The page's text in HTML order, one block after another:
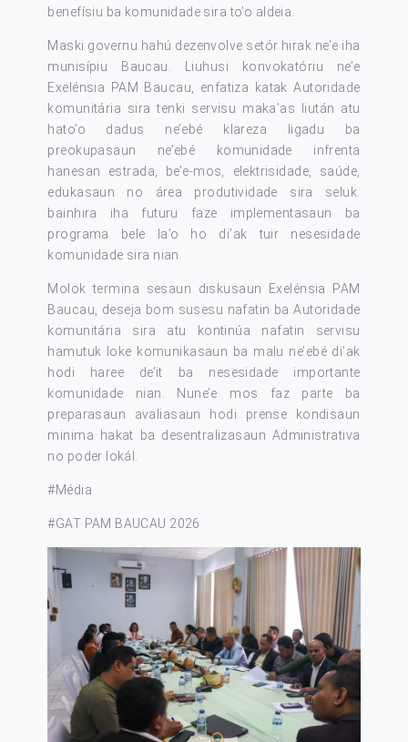
benefísiu ba komunidade sira to’o aldeia.
Maski governu hahú dezenvolve setór hirak ne’e iha
munisípiu Baucau. Liuhusi konvokatóriu ne’e
Exelénsia PAM Baucau, enfatiza katak Autoridade
komunitária sira tenki servisu maka’as liután atu
hato’o dadus ne’ebé klareza ligadu ba
preokupasaun ne’ebé komunidade infrenta
hanesan estrada, be’e-mos, elektrisidade, saúde,
edukasaun no área produtividade sira seluk.
bainhira iha futuru faze implementasaun ba
programa bele la’o ho di’ak tuir nesesidade
komunidade sira nian.
Molok termina sesaun diskusaun Exelénsia PAM
Baucau, deseja bom susesu nafatin ba Autoridade
komunitária sira atu kontinúa nafatin servisu
hamutuk loke komunikasaun ba malu ne’ebé di’ak
hodi haree de’it ba nesesidade importante
komunidade nian. Nune’e mos faz parte ba
preparasaun avaliasaun hodi prense kondisaun
minima hakat ba desentralizasaun Administrativa
no poder lokál.
#Média
#GAT PAM BAUCAU 2026